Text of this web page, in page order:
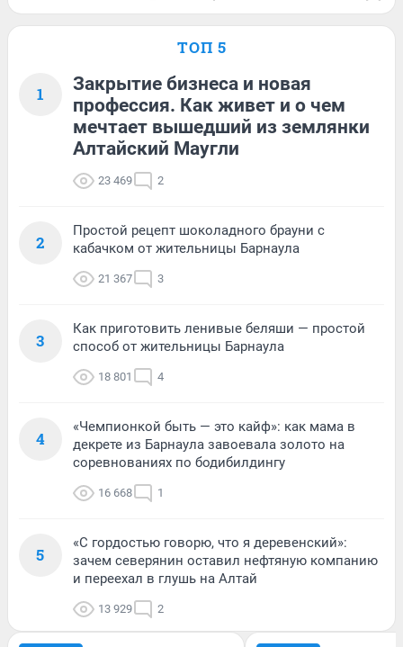
ТОП 5
1
Закрытие бизнеса и новая
профессия. Как живет и о чем
мечтает вышедший из землянки
Алтайский Маугли
23 469 2
2
Простой рецепт шоколадного брауни с
кабачком от жительницы Барнаула
21 367 3
3
Как приготовить ленивые беляши — простой
способ от жительницы Барнаула
18 801 4
4
«Чемпионкой быть — это кайф»: как мама в
декрете из Барнаула завоевала золото на
соревнованиях по бодибилдингу
16 668 1
5
«С гордостью говорю, что я деревенский»:
зачем северянин оставил нефтяную компанию
и переехал в глушь на Алтай
13 929 2